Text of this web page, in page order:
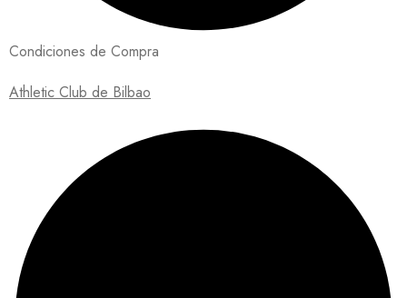
Condiciones de Compra
Athletic Club de Bilbao